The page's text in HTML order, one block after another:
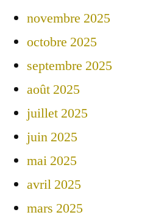
novembre 2025
octobre 2025
septembre 2025
août 2025
juillet 2025
juin 2025
mai 2025
avril 2025
mars 2025